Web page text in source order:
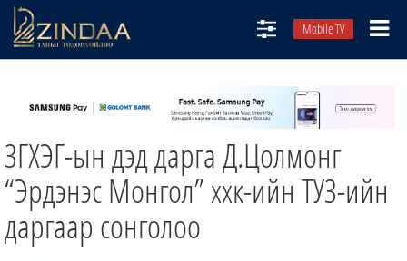
Mobile TV
ТВ8
ӨГЛӨӨНИЙ СОНИН
АУДИО ЗОХИОЛ
ЗИНДАА СЭТГҮҮЛ
ЗГХЭГ-ын дэд дарга Д.Цолмонг
“Эрдэнэс Монгол” ххк-ийн ТУЗ-ийн
даргаар сонголоо